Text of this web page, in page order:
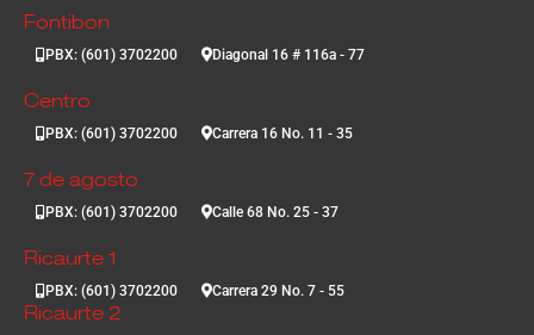
Fontibon
PBX: (601) 3702200 Diagonal 16 # 116a - 77
Centro
PBX: (601) 3702200 Carrera 16 No. 11 - 35
7 de agosto
PBX: (601) 3702200 Calle 68 No. 25 - 37
Ricaurte 1
PBX: (601) 3702200 Carrera 29 No. 7 - 55
Ricaurte 2